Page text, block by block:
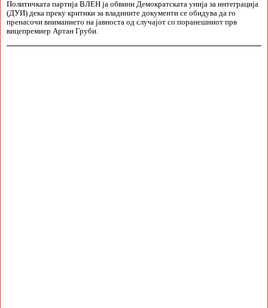
Политичката партија ВЛЕН ја обвини Демократската унија за интеграција
(ДУИ) дека преку критики за владините документи се обидува да го
пренасочи вниманието на јавноста од случајот со поранешниот прв
вицепремиер Артан Груби.